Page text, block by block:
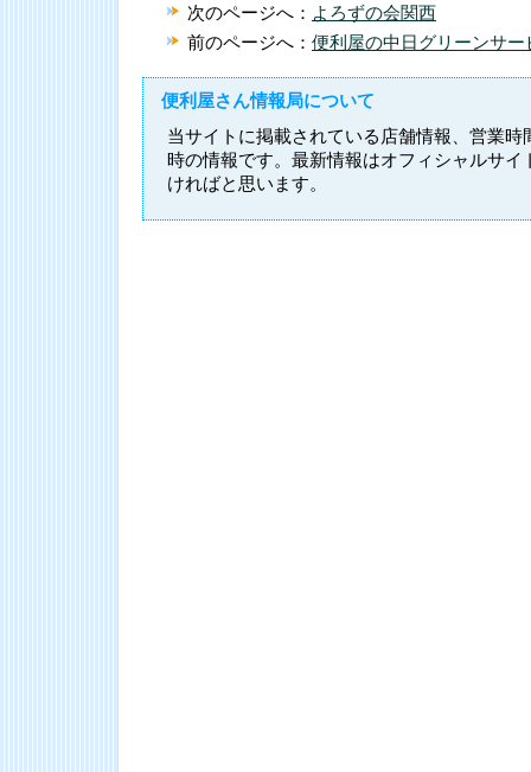
次のページへ： よろずの会関西
前のページへ： 便利屋の中日グリーンサ
便利屋さん情報局について
当サイトに掲載されている店舗情報、営業時
時の情報です。最新情報はオフィシャルサイ
ければと思います。